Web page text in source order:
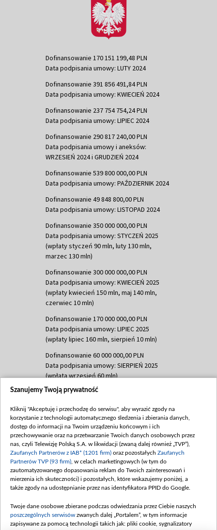
Dofinansowanie 170 151 199,48 PLN
Data podpisania umowy: LUTY 2024
Dofinansowanie 391 856 491,84 PLN
Data podpisania umowy: KWIECIEŃ 2024
Dofinansowanie 237 754 754,24 PLN
Data podpisania umowy: LIPIEC 2024
Dofinansowanie 290 817 240,00 PLN
Data podpisania umowy i aneksów:
WRZESIEŃ 2024 i GRUDZIEŃ 2024
Dofinansowanie 539 800 000,00 PLN
Data podpisania umowy: PAŹDZIERNIK 2024
Dofinansowanie 49 848 800,00 PLN
Data podpisania umowy: LISTOPAD 2024
Dofinansowanie 350 000 000,00 PLN
Data podpisania umowy: STYCZEŃ 2025
(wpłaty styczeń 90 mln, luty 130 mln,
marzec 130 mln)
Dofinansowanie 300 000 000,00 PLN
Data podpisania umowy: KWIECIEŃ 2025
(wpłaty kwiecień 150 mln, maj 140 mln,
czerwiec 10 mln)
Dofinansowanie 170 000 000,00 PLN
Data podpisania umowy: LIPIEC 2025
(wpłaty lipiec 160 mln, sierpień 10 mln)
Dofinansowanie 60 000 000,00 PLN
Data podpisania umowy: SIERPIEŃ 2025
(wpłata wrzesień 60 mln)
Dofinansowanie 635 783 051,21 PLN
(wpłata wrzesień 100 mln, październik 350
mln, listopad 265 mln)
Dofinansowanie 48 862 000,00 PLN
Data podpisania umowy: GRUDZIEŃ 2025
(wpłata grudzień 60,548 mln)
Dofinansowanie 900 000 000,00 PLN
Data podpisania umowy: LUTY 2026 (wpłata
kwiecień 180 mln, 7 maja 180 mln, 8
czerwca 90 mln)
Szanujemy Twoją prywatność
Kliknij "Akceptuję i przechodzę do serwisu", aby wyrazić zgody na
korzystanie z technologii automatycznego śledzenia i zbierania danych,
dostęp do informacji na Twoim urządzeniu końcowym i ich
przechowywanie oraz na przetwarzanie Twoich danych osobowych przez
nas, czyli Telewizję Polską S.A. w likwidacji (zwaną dalej również „TVP”),
Zaufanych Partnerów z IAB* (1201 firm) oraz pozostałych Zaufanych
Partnerów TVP (93 firm) , w celach marketingowych (w tym do
zautomatyzowanego dopasowania reklam do Twoich zainteresowań i
mierzenia ich skuteczności) i pozostałych, które wskazujemy poniżej, a
także zgody na udostępnianie przez nas identyfikatora PPID do Google.
Twoje dane osobowe zbierane podczas odwiedzania przez Ciebie naszych
poszczególnych serwisów zwanych dalej „Portalem”, w tym informacje
zapisywane za pomocą technologii takich jak: pliki cookie, sygnalizatory